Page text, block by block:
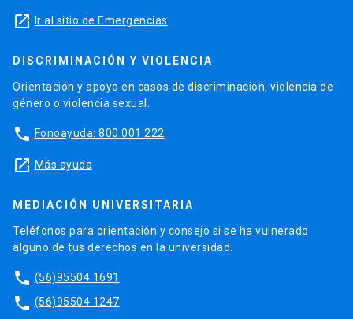
launch Ir al sitio de Emergencias
DISCRIMINACIÓN Y VIOLENCIA
Orientación y apoyo en casos de discriminación, violencia de
género o violencia sexual.
phone Fonoayuda: 800 001 222
launch Más ayuda
MEDIACIÓN UNIVERSITARIA
Teléfonos para orientación y consejo si se ha vulnerado
alguno de tus derechos en la universidad.
phone (56)95504 1691
phone (56)95504 1247